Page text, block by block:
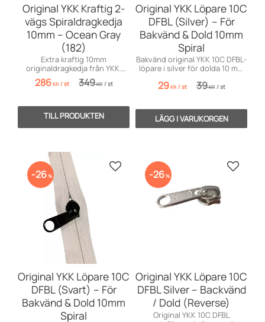
Original YKK Kraftig 2-
vägs Spiraldragkedja
10mm – Ocean Gray
(182)
Extra kraftig 10mm
originaldragkedja från YKK.
Tvåvägsfunktion för båtkapell
och tält.
286KR /st 349KR /st
Original YKK Löpare 10C
DFBL (Silver) – För
Bakvänd & Dold 10mm
Spiral
Bakvänd original YKK 10C DFBL-
löpare i silver för dolda 10 mm
29KR /st 39KR /st
Original YKK Löpare 10C
DFBL (Svart) – För
Bakvänd & Dold 10mm
Spiral
26% Lägg till i favoriter
Original YKK Löpare 10C
DFBL Silver – Backvänd
/ Dold (Reverse)
Original YKK 10C DFBL
26% Lägg